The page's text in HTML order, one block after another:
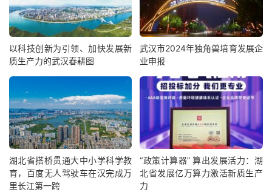
以科技创新为引领、加快发展新
质生产力的武汉春耕图
武汉市2024年独角兽培育发展企
业申报
湖北省搭桥贯通大中小学科学教
育，百度无人驾驶车在汉完成万
里长江第一跨
“政策计算器” 算出发展活力：湖
北省发展亿万算力激活新质生产
力